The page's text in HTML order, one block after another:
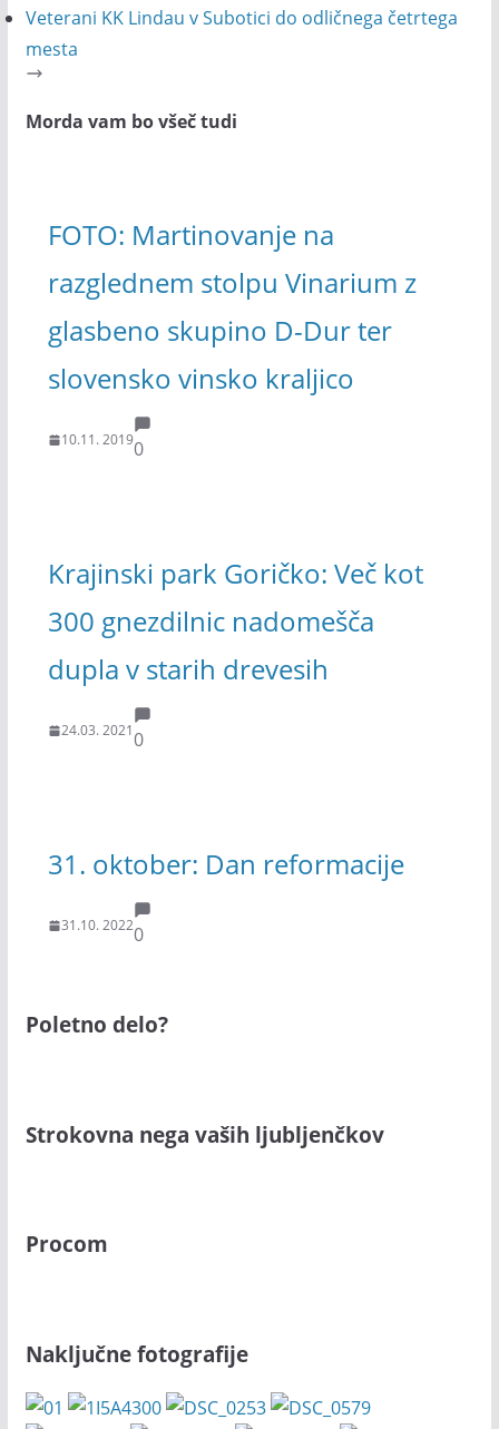
Veterani KK Lindau v Subotici do odličnega četrtega
mesta
Morda vam bo všeč tudi
FOTO: Martinovanje na
razglednem stolpu Vinarium z
glasbeno skupino D-Dur ter
slovensko vinsko kraljico
10.11. 20190
Krajinski park Goričko: Več kot
300 gnezdilnic nadomešča
dupla v starih drevesih
24.03. 20210
31. oktober: Dan reformacije
31.10. 20220
Poletno delo?
Strokovna nega vaših ljubljenčkov
Procom
Naključne fotografije